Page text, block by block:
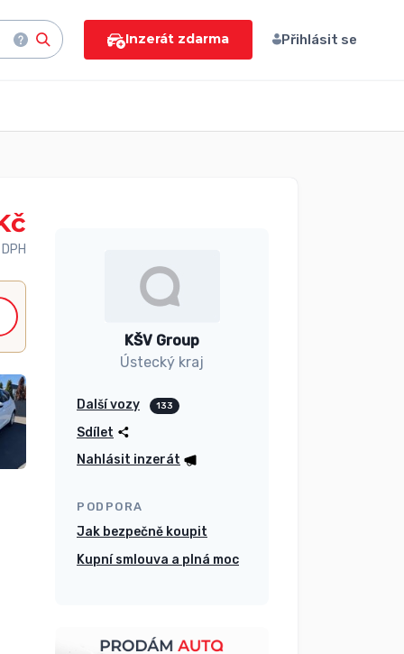
Inzerát zdarma Přihlásit se
KŠV Group
Ústecký kraj
Další vozy 133
Sdílet
Nahlásit inzerát
PODPORA
Jak bezpečně koupit
Kupní smlouva a plná moc